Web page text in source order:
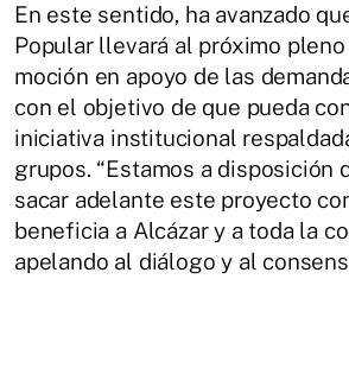
En este sentido, ha avanzado
Popular llevará al próximo
moción en apoyo de las
con el objetivo de que pueda
iniciativa institucional
grupos. “Estamos a disposición
sacar adelante este proyecto
beneficia a Alcázar y a toda la
apelando al diálogo y al